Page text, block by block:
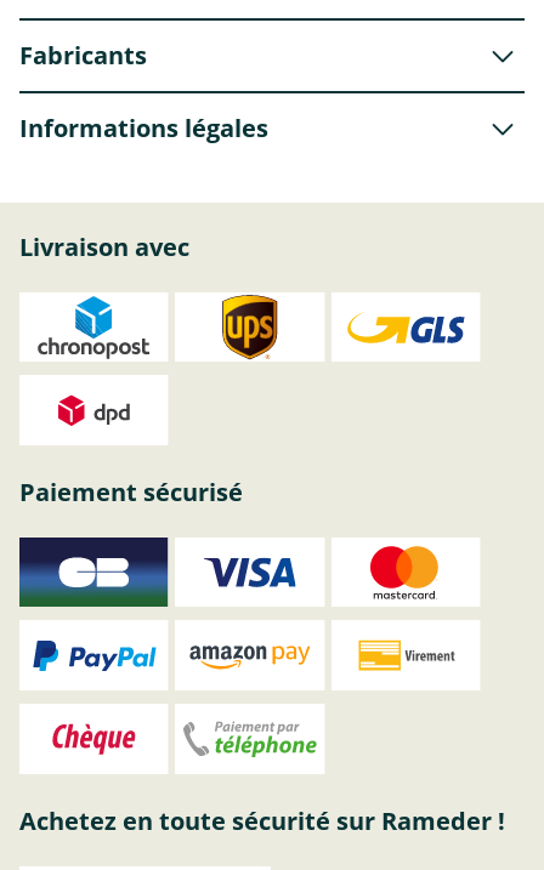
Fabricants
Informations légales
Livraison avec
Paiement sécurisé
Achetez en toute sécurité sur Rameder !